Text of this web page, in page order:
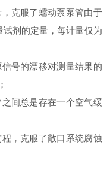
，克服了蠕动泵泵管由于
剂的定量，每计量仅为
号的漂移对测量结果的
之间总是存在一个空气缓
，克服了敞口系统腐蚀